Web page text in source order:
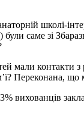
школі-
саме зі
мали контакти
Переконана, що
вихованців